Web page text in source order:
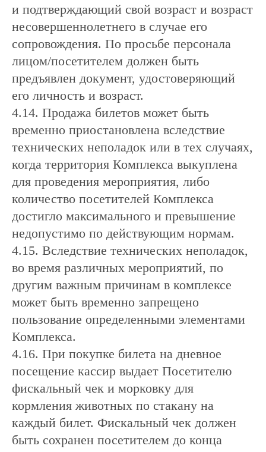
и подтверждающий свой возраст и возраст
несовершеннолетнего в случае его
сопровождения. По просьбе персонала
лицом/посетителем должен быть
предъявлен документ, удостоверяющий
его личность и возраст.
4.14. Продажа билетов может быть
временно приостановлена вследствие
технических неполадок или в тех случаях,
когда территория Комплекса выкуплена
для проведения мероприятия, либо
количество посетителей Комплекса
достигло максимального и превышение
недопустимо по действующим нормам.
4.15. Вследствие технических неполадок,
во время различных мероприятий, по
другим важным причинам в комплексе
может быть временно запрещено
пользование определенными элементами
Комплекса.
4.16. При покупке билета на дневное
посещение кассир выдает Посетителю
фискальный чек и морковку для
кормления животных по стакану на
каждый билет. Фискальный чек должен
быть сохранен посетителем до конца